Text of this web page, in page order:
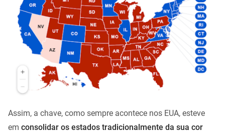
Assim, a chave, como sempre acontece nos EUA, esteve
em consolidar os estados tradicionalmente da sua cor